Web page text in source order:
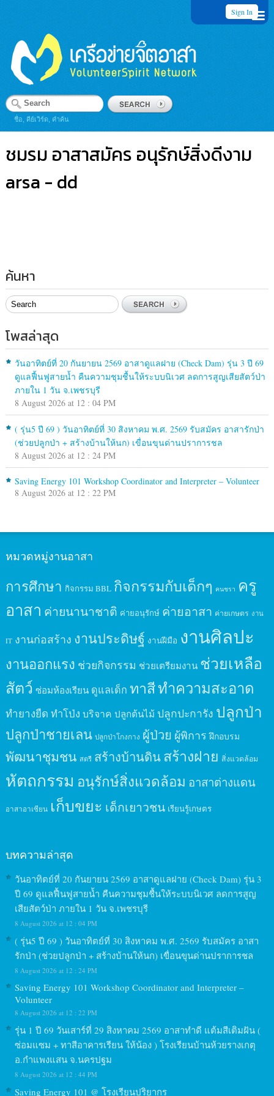
Sign In
ชื่อ, คีย์เวิร์ด, คำค้น
ชมรม อาสาสมัคร อนุรักษ์สิ่งดีงาม
arsa - dd
ค้นหา
โพสล่าสุด
วันอาทิตย์ที่ 20 กันยายน 2569 อาสาดูแลฝาย (Check Dam) รุ่น 3 ปี 69
ดูแลฟื้นฟูสายน้ำ คืนความชุมชื้นให้ระบบนิเวศ ลดการสูญเสียสัตว์ป่า
ภายใน 1 วัน จ.เพชรบุรี
8 August 2026 at 12 : 04 PM
( รุ่น5 ปี 69 ) วันอาทิตย์ที่ 30 สิงหาคม พ.ศ. 2569 รับสมัคร อาสารักป่า
(ช่วยปลูกป่า + สร้างบ้านให้นก) เขื่อนขุนด่านปราการชล
8 August 2026 at 12 : 24 PM
Saving Energy 101 Workshop Coordinator and Interpreter – Volunteer
8 August 2026 at 12 : 22 PM
หมวดหมู่งานอาสา
การศึกษา กิจกรรม BBL กิจกรรมกับเด็กๆ คนชรา ครู
อาสา ค่ายนานาชาติ ค่ายอนุรักษ์ ค่ายอาสา ค่ายเกษตร งาน
IT งานก่อสร้าง งานประดิษฐ์ งานฝีมือ งานศิลปะ
งานออกแรง ช่วยกิจกรรม ช่วยเตรียมงาน ช่วยเหลือ
สัตว์ ซ่อมห้องเรียน ดูแลเด็ก ทาสีทำความสะอาด
ทำยางยืด ทำโป่ง บริจาค ปลูกต้นไม้ ปลูกปะการัง ปลูกป่า
ปลูกป่าชายเลน ปลูกป่าโกงกาง ผู้ป่วย ผู้พิการ ฝึกอบรม
พัฒนาชุมชน สตรี สร้างบ้านดินสร้างฝาย สิ่งแวดล้อม
หัตถกรรม อนุรักษ์สิ่งแวดล้อม อาสาต่างแดน
อาสาอาเซียน เก็บขยะ เด็กเยาวชน เรียนรู้เกษตร
บทความล่าสุด
วันอาทิตย์ที่ 20 กันยายน 2569 อาสาดูแลฝาย (Check Dam) รุ่น 3
ปี 69 ดูแลฟื้นฟูสายน้ำ คืนความชุมชื้นให้ระบบนิเวศ ลดการสูญ
เสียสัตว์ป่า ภายใน 1 วัน จ.เพชรบุรี
8 August 2026 at 12 : 04 PM
( รุ่น5 ปี 69 ) วันอาทิตย์ที่ 30 สิงหาคม พ.ศ. 2569 รับสมัคร อาสา
รักป่า (ช่วยปลูกป่า + สร้างบ้านให้นก) เขื่อนขุนด่านปราการชล
8 August 2026 at 12 : 24 PM
Saving Energy 101 Workshop Coordinator and Interpreter –
Volunteer
8 August 2026 at 12 : 22 PM
รุ่น 1 ปี 69 วันเสาร์ที่ 29 สิงหาคม 2569 อาสาทำดี แต้มสีเติมฝัน (
ซ่อมแซม + ทาสีอาคารเรียน ให้น้อง ) โรงเรียนบ้านห้วยรางเกตุ
อ.กำแพงแสน จ.นครปฐม
8 August 2026 at 12 : 44 PM
Saving Energy 101 @ โรงเรียนปริยากร